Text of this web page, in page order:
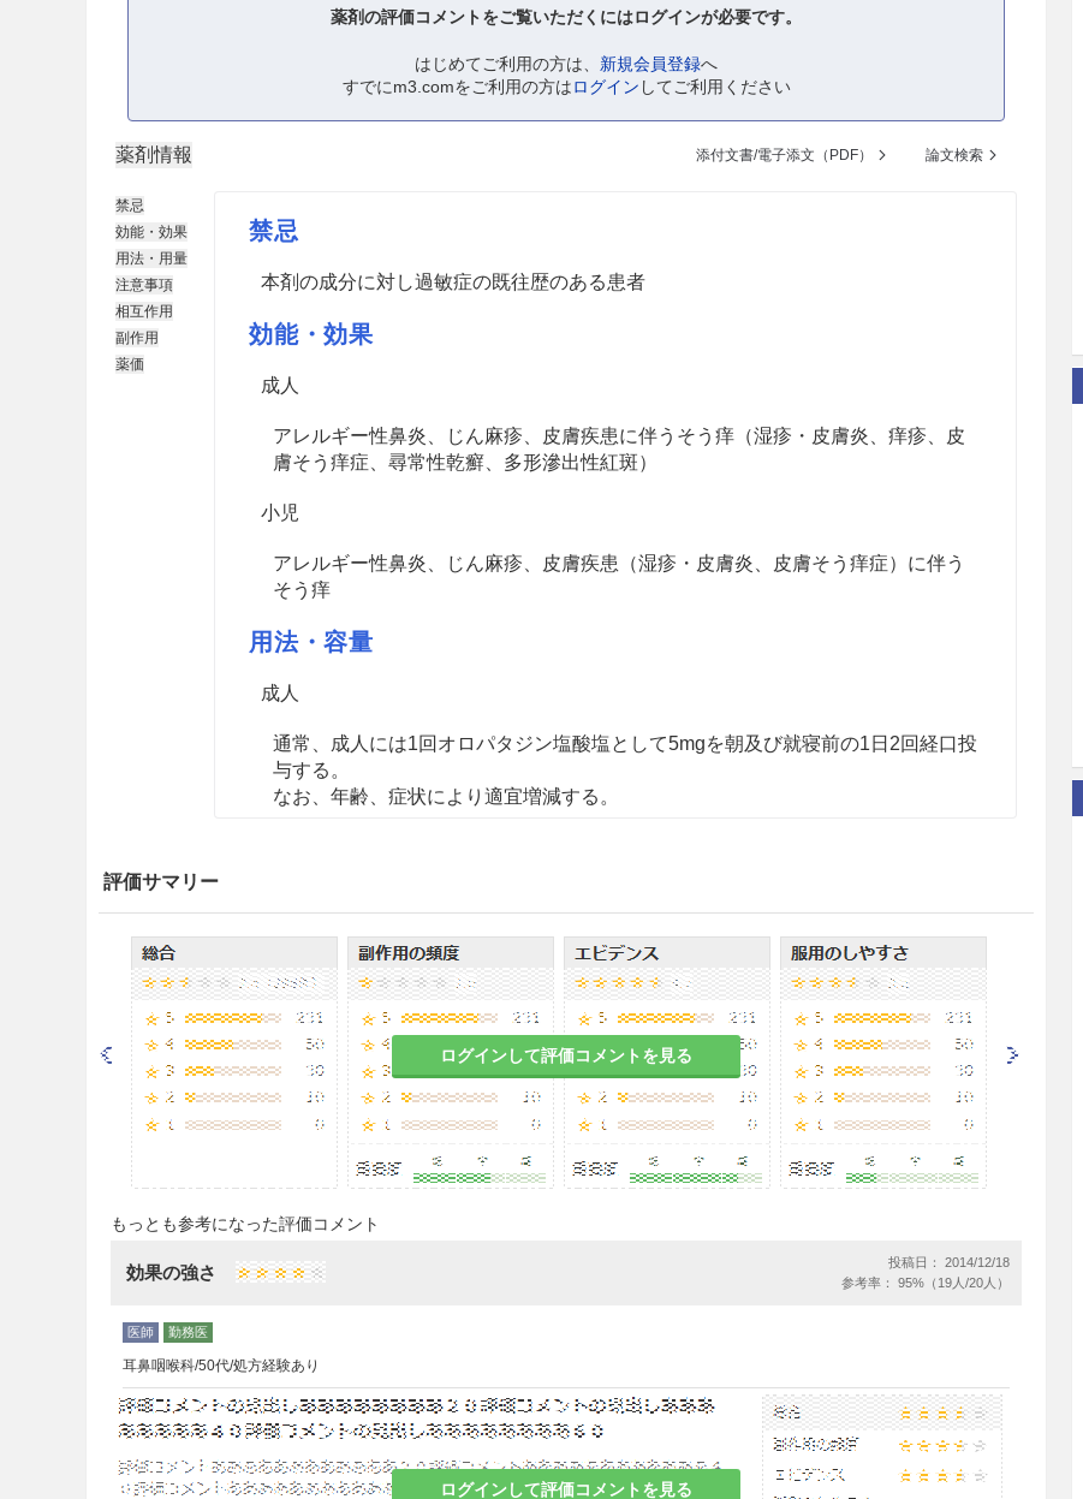
薬剤の評価コメントをご覧いただくにはログインが必要です。
はじめてご利用の方は、 新規会員登録へ
すでにm3.comをご利用の方はログイン してご利用ください
薬剤情報 添付文書/電子添文（PDF） 論文検索
禁忌
効能・効果
用法・用量
注意事項
相互作用
副作用
薬価
禁忌
本剤の成分に対し過敏症の既往歴のある患者
効能・効果
成人
アレルギー性鼻炎、じん麻疹、皮膚疾患に伴うそう痒（湿疹・皮膚炎、痒疹、皮
膚そう痒症、尋常性乾癬、多形滲出性紅斑）
小児
アレルギー性鼻炎、じん麻疹、皮膚疾患（湿疹・皮膚炎、皮膚そう痒症）に伴う
そう痒
用法・容量
成人
通常、成人には1回オロパタジン塩酸塩として5mgを朝及び就寝前の1日2回経口投
与する。
なお、年齢、症状により適宜増減する。
注意事項
重要な基本的注意
＜効能共通＞
8.1
眠気を催すことがあるので、本剤投与中の患者には自動車の運転等危険を伴
う機械の操作には従事させないよう十分注意すること。
ること。
＜アレルギー性鼻炎＞
慎重投与
9.1 合併症・既往歴等のある患者
評価サマリー
ログインして評価コメントを見る
もっとも参考になった評価コメント
ログインして評価コメントを見る
効果の強さ
投稿日： 2014/12/18
参考率： 95%（19人/20人）
耳鼻咽喉科/50代/処方経験あり